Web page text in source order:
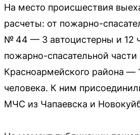
На место происшествия
расчеты: от пожарно-
№ 44 — 3 автоцистерны и 12
пожарно-спасательной
Красноармейского района —
человека. К ним
МЧС из Чапаевска и